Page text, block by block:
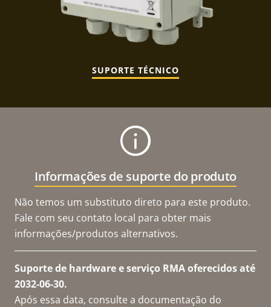
SUPORTE TÉCNICO
Informações de suporte do produto
Não temos um substituto direto para este produto.
Fale com seu contato local para obter mais
informações/produtos alternativos.
Suporte de hardware e serviço RMA oferecidos até
2032-06-30.
Após essa data, consulte a documentação do